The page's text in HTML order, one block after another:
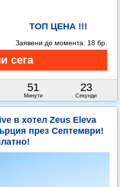
ТОП ЦЕНА !!!
51
Минути
22
Секунди
Заявени до момента: 18 бр.
в хотел Zeus Eleva
през Септември!